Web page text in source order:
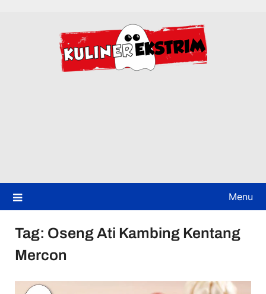
Menu
Tag: Oseng Ati Kambing Kentang
Mercon